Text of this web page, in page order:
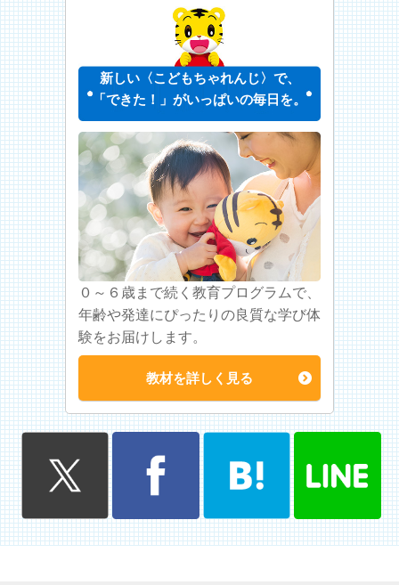
新しい〈こどもちゃれんじ〉で、
「できた！」がいっぱいの毎日を。
０～６歳まで続く教育プログラムで、
年齢や発達にぴったりの良質な学び体
験をお届けします。
教材を詳しく見る